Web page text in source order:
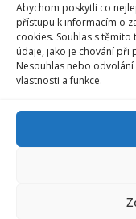
Abychom poskytli co
přístupu k informacím o
cookies. Souhlas s
údaje, jako je chování při
Nesouhlas nebo
vlastnosti a funkce.
Bezpečnostný
Priemyselné
Náradie a nástroje